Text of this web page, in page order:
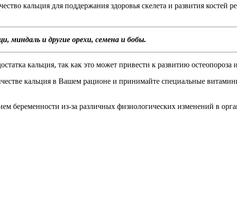
кальция для поддержания здоровья скелета и развития костей
миндаль и другие орехи, семена и бобы.
кальция, так как это может привести к развитию
кальция в Вашем рационе и принимайте специальные
беременности из-за различных физиологических изменений в